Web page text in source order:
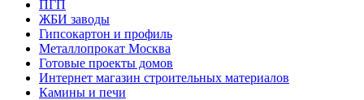
ПГП
ЖБИ заводы
Гипсокартон и профиль
Металлопрокат Москва
Готовые проекты домов
Интернет магазин строительных материалов
Камины и печи